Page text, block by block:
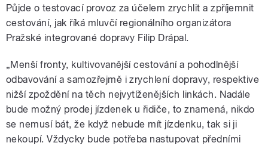
Půjde o testovací provoz za účelem zrychlit a zpříjemnit
cestování, jak říká mluvčí regionálního organizátora
Pražské integrované dopravy Filip Drápal.
„Menší fronty, kultivovanější cestování a pohodlnější
odbavování a samozřejmě i zrychlení dopravy, respektive
nižší zpoždění na těch nejvytíženějších linkách. Nadále
bude možný prodej jízdenek u řidiče, to znamená, nikdo
se nemusí bát, že když nebude mít jízdenku, tak si ji
nekoupí. Vždycky bude potřeba nastupovat předními